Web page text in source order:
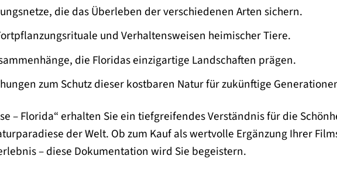
die das Überleben der verschiedenen Arten sichern.
und Verhaltensweisen heimischer Tiere.
die Floridas einzigartige Landschaften prägen.
zum Schutz dieser kostbaren Natur für zukünftige
– Florida“ erhalten Sie ein tiefgreifendes Verständnis für die
der Welt. Ob zum Kauf als wertvolle Ergänzung Ihrer
– diese Dokumentation wird Sie begeistern.